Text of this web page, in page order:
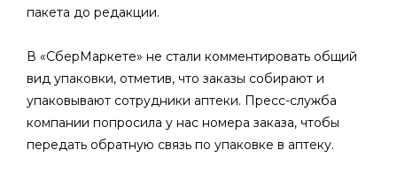
пакета до редакции.
В «СберМаркете» не стали комментировать общий
вид упаковки, отметив, что заказы собирают и
упаковывают сотрудники аптеки. Пресс-служба
компании попросила у нас номера заказа, чтобы
передать обратную связь по упаковке в аптеку.